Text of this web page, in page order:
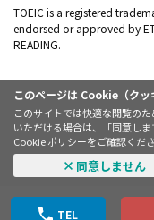
このページは Cookie（クッ
このサイトでは快適な閲覧の
いただける場合は、「同意し
Cookie ポリシーをご確認くだ
同意しません
TEL
TOEIC is a registered
endorsed or approved by
READING.